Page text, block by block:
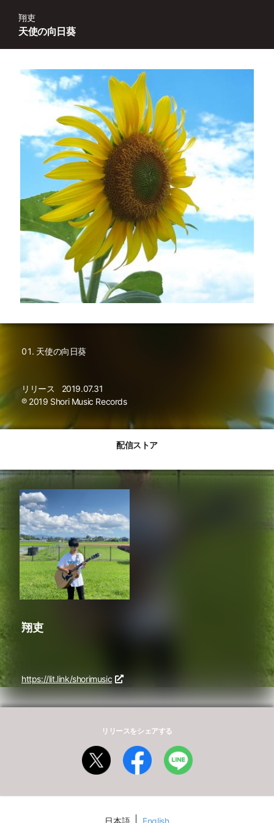
天使の向日葵
翔吏
天使の向日葵
リリース
2019.07.31
℗ 2019 Shori Music Records
配信ストア
翔吏
https://lit.link/shorimusic
リリースをシェアする
日本語 English